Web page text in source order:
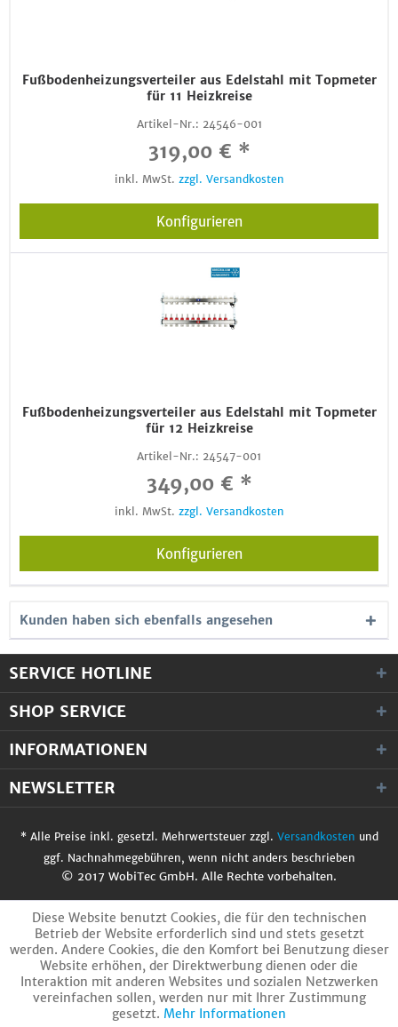
Fußbodenheizungsverteiler aus Edelstahl mit Topmeter
für 11 Heizkreise
Artikel-Nr.: 24546-001
319,00 € *
inkl. MwSt. zzgl. Versandkosten
Konfigurieren
Fußbodenheizungsverteiler aus Edelstahl mit Topmeter
für 12 Heizkreise
Artikel-Nr.: 24547-001
349,00 € *
inkl. MwSt. zzgl. Versandkosten
Konfigurieren
Kunden haben sich ebenfalls angesehen
SERVICE HOTLINE
SHOP SERVICE
INFORMATIONEN
NEWSLETTER
* Alle Preise inkl. gesetzl. Mehrwertsteuer zzgl. Versandkosten und
ggf. Nachnahmegebühren, wenn nicht anders beschrieben
© 2017 WobiTec GmbH. Alle Rechte vorbehalten.
Diese Website benutzt Cookies, die für den technischen
Betrieb der Website erforderlich sind und stets gesetzt
werden. Andere Cookies, die den Komfort bei Benutzung dieser
Website erhöhen, der Direktwerbung dienen oder die
Interaktion mit anderen Websites und sozialen Netzwerken
vereinfachen sollen, werden nur mit Ihrer Zustimmung
gesetzt. Mehr Informationen